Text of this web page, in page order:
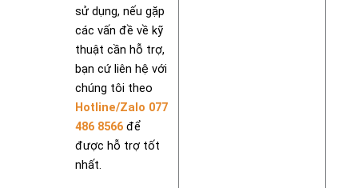
sử dụng, nếu gặp
các vấn đề về kỹ
thuật cần hỗ trợ,
bạn cứ liên hệ với
chúng tôi theo
Hotline/Zalo 077
486 8566để
được hỗ trợ tốt
nhất.